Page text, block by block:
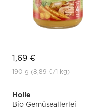
1,69 €
190 g (8,89 €/1 kg)
Holle
Bio Gemüseallerlei